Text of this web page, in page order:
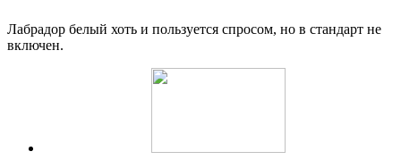
Лабрадор белый хоть и пользуется спросом, но в стандарт не
включен.